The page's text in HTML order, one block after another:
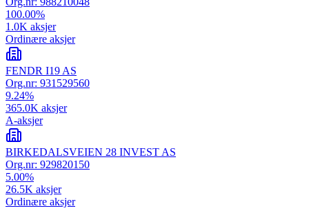
100.00%
1.0K aksjer
Ordinære aksjer
FENDR I19 AS
Org.nr: 931529560
9.24%
365.0K aksjer
A-aksjer
BIRKEDALSVEIEN 28 INVEST AS
Org.nr: 929820150
5.00%
26.5K aksjer
Ordinære aksjer